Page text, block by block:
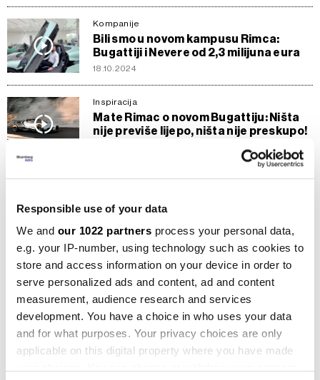
Responsible use of your data
We and our 1022 partners process your personal data,
e.g. your IP-number, using technology such as cookies to
store and access information on your device in order to
serve personalized ads and content, ad and content
measurement, audience research and services
development. You have a choice in who uses your data
and for what purposes. Your privacy choices are only
applicable on this digital property where you have made
Kompanije
Bili smo u novom kampusu Rimca:
Bugattiji i Nevere od 2,3 milijuna eura
18.10.2024
Inspiracija
Mate Rimac o novom Bugattiju: Ništa
nije previše lijepo, ništa nije preskupo!
Kompanije
Monterey Car Weeku predstavio nove
23.08.2024
Rimac predstavio novi Bugatti od 3,8
mil. eura, rasprodano svih 250
primjeraka
21.06.2024